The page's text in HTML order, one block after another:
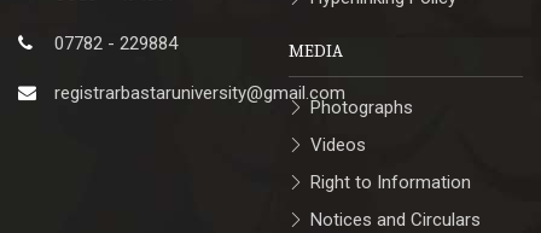
07782 - 229884
registrarbastaruniversity@gmail.com
MEDIA
Photographs
Videos
Right to Information
Notices and Circulars